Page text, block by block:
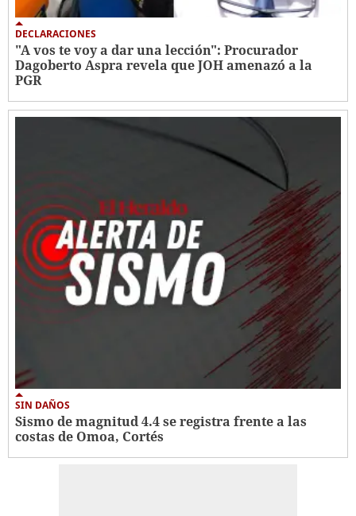
DECLARACIONES
"A vos te voy a dar una lección": Procurador
Dagoberto Aspra revela que JOH amenazó a la
PGR
SIN DAÑOS
Sismo de magnitud 4.4 se registra frente a las
costas de Omoa, Cortés